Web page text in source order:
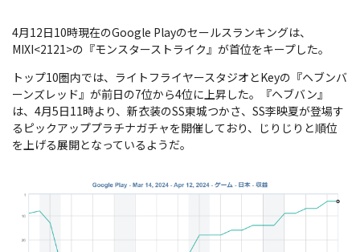
4月12日10時現在のGoogle Playのセールスランキングは、
MIXI<2121>の『モンスターストライク』が首位をキープした。
トップ10圏内では、ライトフライヤースタジオとKeyの『ヘブンバ
ーンズレッド』が前日の7位から4位に上昇した。『ヘブバン』
は、4月5日11時より、新衣装のSS東城つかさ、SS李映夏が登場す
るピックアッププラチナガチャを開催しており、じりじりと順位
を上げる展開となっているようだ。